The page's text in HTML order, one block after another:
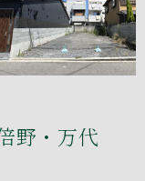
野・万代